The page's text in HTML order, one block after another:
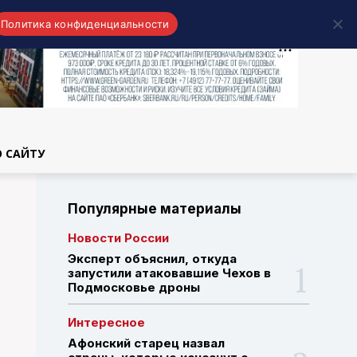
САЙТУ
Популярные материалы
Новости России
Эксперт объяснил, откуда
запустили атаковавшие Чехов в
Подмосковье дроны
Интересное
Афонский старец назвал
Политика конфиденциальности